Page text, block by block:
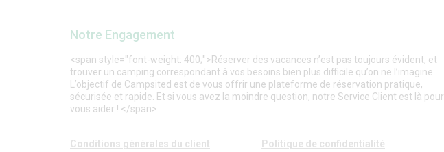
Notre Engagement
<span style="font-weight: 400;">Réserver des vacances n’est pas toujours évident, et
trouver un camping correspondant à vos besoins bien plus difficile qu’on ne l’imagine.
L’objectif de Campsited est de vous offrir une plateforme de réservation pratique,
sécurisée et rapide. Et si vous avez la moindre question, notre Service Client est là pour
vous aider ! </span>
Conditions générales du client Politique de confidentialité